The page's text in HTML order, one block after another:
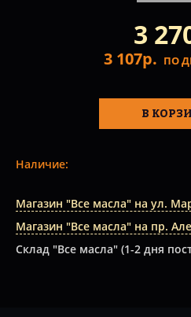
3
3 107р. ПО
В
Наличие:
Склад "Все масла" (1-2 дня